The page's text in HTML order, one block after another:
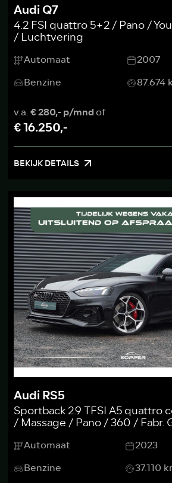
Audi Q7
4.2 FSI quattro 5+2 / Pano /
/ Luchtvering
Automaat
2007
Benzine
87.674
v.a.€ 280,- p/mndof
€ 16.250,-
BEKIJK DETAILS
Audi RS5
Sportback 2.9 TFSI A5 quattro
/ Massage / Pano / 360 / Fabr.
Automaat
2023
Benzine
37.110